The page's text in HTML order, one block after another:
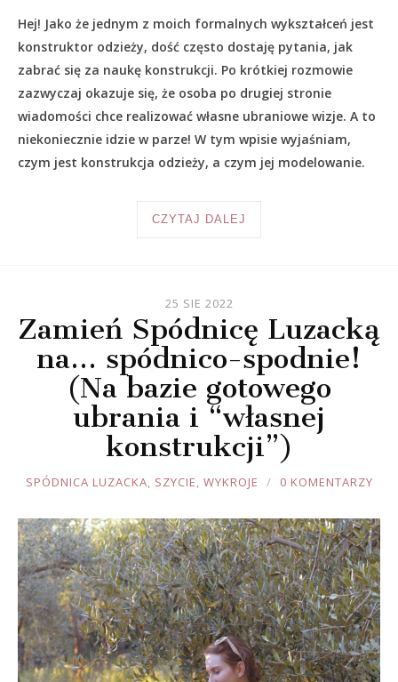
Hej! Jako że jednym z moich formalnych wykształceń jest
konstruktor odzieży, dość często dostaję pytania, jak
zabrać się za naukę konstrukcji. Po krótkiej rozmowie
zazwyczaj okazuje się, że osoba po drugiej stronie
wiadomości chce realizować własne ubraniowe wizje. A to
niekoniecznie idzie w parze! W tym wpisie wyjaśniam,
czym jest konstrukcja odzieży, a czym jej modelowanie.
CZYTAJ DALEJ
25 SIE 2022
Zamień Spódnicę Luzacką
na… spódnico-spodnie!
(Na bazie gotowego
ubrania i “własnej
konstrukcji”)
JOULE
SPÓDNICA LUZACKA, SZYCIE, WYKROJE 0 KOMENTARZY